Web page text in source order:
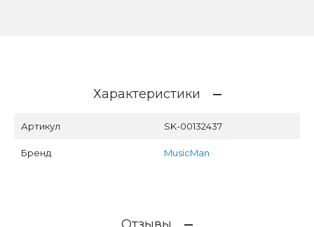
Характеристики
Артикул SK-00132437
Бренд MusicMan